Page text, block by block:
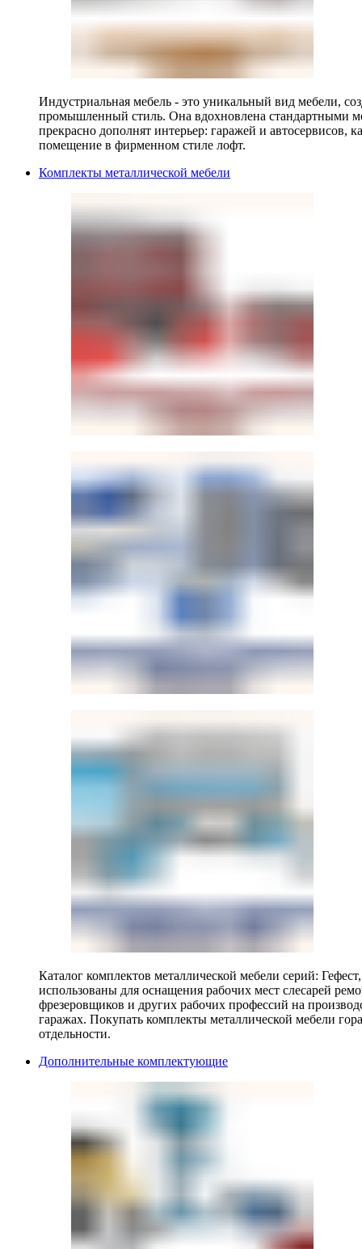
Индустриальная мебель - это уникальный вид мебели,
промышленный стиль. Она вдохновлена стандартными
прекрасно дополнят интерьер: гаражей и автосервисов,
помещение в фирменном стиле лофт.
Комплекты металлической мебели
Каталог комплектов металлической мебели серий:
использованы для оснащения рабочих мест слесарей
фрезеровщиков и других рабочих профессий на
гаражах. Покупать комплекты металлической мебели
отдельности.
Дополнительные комплектующие